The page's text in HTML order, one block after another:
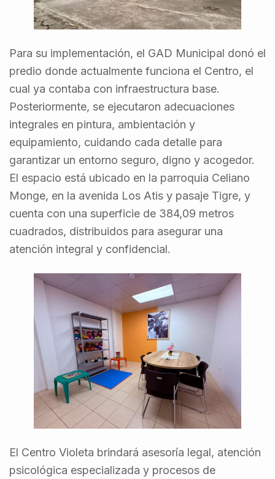
Para su implementación, el GAD Municipal donó el
predio donde actualmente funciona el Centro, el
cual ya contaba con infraestructura base.
Posteriormente, se ejecutaron adecuaciones
integrales en pintura, ambientación y
equipamiento, cuidando cada detalle para
garantizar un entorno seguro, digno y acogedor.
El espacio está ubicado en la parroquia Celiano
Monge, en la avenida Los Atis y pasaje Tigre, y
cuenta con una superficie de 384,09 metros
cuadrados, distribuidos para asegurar una
atención integral y confidencial.
El Centro Violeta brindará asesoría legal, atención
psicológica especializada y procesos de